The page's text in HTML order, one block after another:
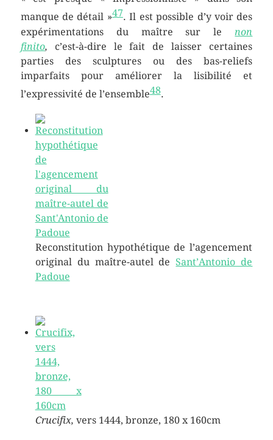
manque de détail »47. Il est possible d’y voir des
expérimentations du maître sur le non
finito, c’est-à-dire le fait de laisser certaines
parties des sculptures ou des bas-reliefs
imparfaits pour améliorer la lisibilité et
l’expressivité de l’ensemble48.
Reconstitution hypothétique de l’agencement
original du maître-autel deSant’Antonio de
Padoue
Crucifix, vers 1444, bronze, 180 x 160cm